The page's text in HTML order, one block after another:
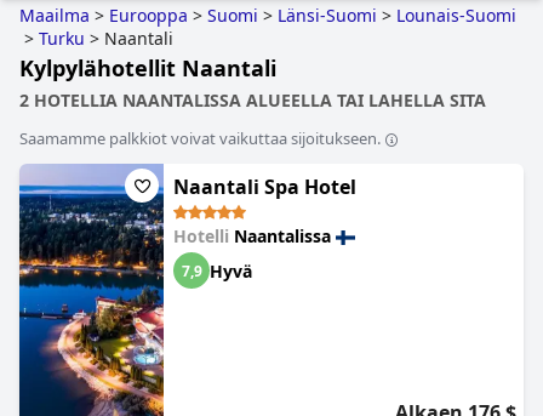
Maailma > Eurooppa > Suomi > Länsi-Suomi > Lounais-Suomi
> Turku > Naantali
Kylpylähotellit Naantali
2 HOTELLIA NAANTALISSA ALUEELLA TAI LAHELLA SITA
Saamamme palkkiot voivat vaikuttaa sijoitukseen.
Naantali Spa Hotel
Hotelli Naantalissa
7,9 Hyvä